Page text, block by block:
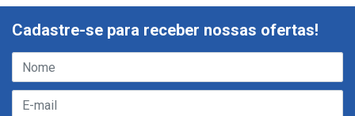
Cadastre-se para receber nossas ofertas!